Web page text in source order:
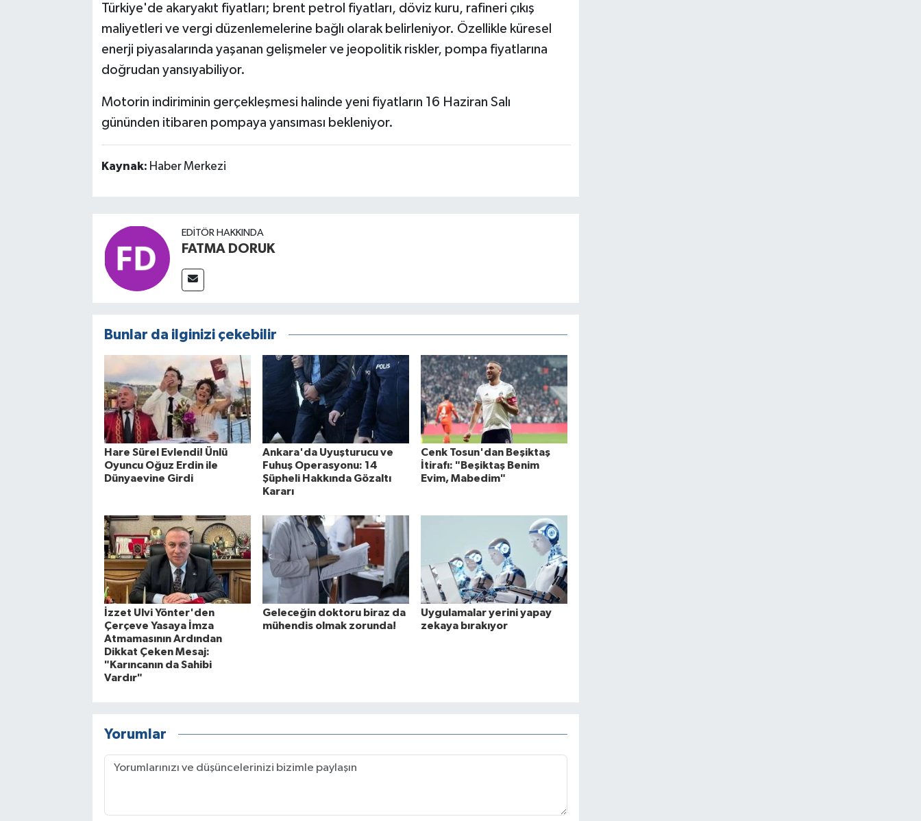
Türkiye'de akaryakıt fiyatları; brent petrol fiyatları, döviz kuru, rafineri çıkış
maliyetleri ve vergi düzenlemelerine bağlı olarak belirleniyor. Özellikle küresel
enerji piyasalarında yaşanan gelişmeler ve jeopolitik riskler, pompa fiyatlarına
doğrudan yansıyabiliyor.
Motorin indiriminin gerçekleşmesi halinde yeni fiyatların 16 Haziran Salı
gününden itibaren pompaya yansıması bekleniyor.
Kaynak: Haber Merkezi
EDITÖR HAKKINDA
FATMA DORUK
Bunlar da ilginizi çekebilir
Hare Sürel Evlendi! Ünlü
Oyuncu Oğuz Erdin ile
Dünyaevine Girdi
Ankara'da Uyuşturucu ve
Fuhuş Operasyonu: 14
Şüpheli Hakkında Gözaltı
Kararı
Cenk Tosun'dan Beşiktaş
İtirafı: "Beşiktaş Benim
Evim, Mabedim"
İzzet Ulvi Yönter'den
Çerçeve Yasaya İmza
Atmamasının Ardından
Dikkat Çeken Mesaj:
"Karıncanın da Sahibi
Vardır"
Geleceğin doktoru biraz da
mühendis olmak zorunda!
Uygulamalar yerini yapay
zekaya bırakıyor
Yorumlar